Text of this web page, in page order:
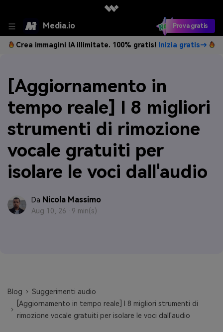
Media.io Prova gratis
Crea immagini IA illimitate. 100% gratis! Inizia gratis→
[Aggiornamento in
tempo reale] I 8 migliori
strumenti di rimozione
vocale gratuiti per
isolare le voci dall'audio
Da Nicola Massimo
Aug 10, 26 · 9 min(s)
Blog
Suggerimenti audio
[Aggiornamento in tempo reale] I 8 migliori strumenti di
rimozione vocale gratuiti per isolare le voci dall'audio